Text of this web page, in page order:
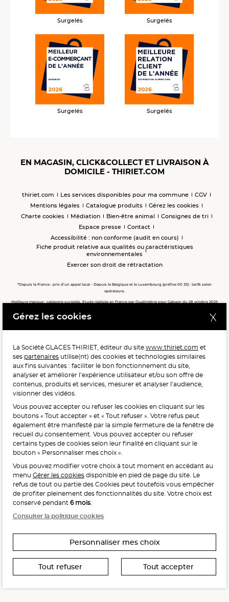
Surgelés Surgelés
Surgelés Surgelés
EN MAGASIN, CLICK&COLLECT ET LIVRAISON À
DOMICILE - THIRIET.COM
thiriet.com Les services disponibles pour ma commune
CGV
Mentions légales
Catalogue produits
Gérez les cookies
Charte cookies
Médiation Bien-être animal
Consignes de tri
Espace presse
Contact
Accessibilité : non conforme (audit en cours)
Fiche produit relative aux qualités ou caractéristiques
environnementales
Exercer son droit de rétractation
*Depuis la France : prix d’un appel local - Depuis la Belgique et le Luxembourg (préfixe 00 33) : tarifs selon
opérateurs.
Meilleure marque : catégorie surgelés. Etude réalisée en France par Qualimétrie pour Gabaon du 28 octobre 2025
Meilleure chaîne de magasins, Meilleur e-commerçant, Meilleure relation clients : catégorie surgelés. Étude
POUR VOTRE SANTÉ, MANGEZ AU MOINS CINQ FRUITS ET
LÉGUMES PAR JOUR.WWW.MANGERBOUGER.FR
L'abus d'alcool est dangereux pour la santé, à consommer
avec modération.
Interdiction de vente de boissons alcooliques
aux mineurs de moins de 18 ans
La preuve de majorité de l’acheteur est exigée au moment
de la vente en ligne.
CODE DE LA SANTÉ PUBLIQUE, ART. L. 3342-1 ET L. 3353-3
Gérez les cookies
La Société GLACES THIRIET, éditeur du site www.thiriet.com et
ses partenaires utilise(nt) des cookies et technologies similaires
aux fins suivantes : faciliter le bon fonctionnement du site,
analyser et améliorer l’expérience utilisateur et/ou son offre de
contenus, produits et services, mesurer et analyser l’audience,
visionner des vidéos.
Vous pouvez accepter ou refuser les cookies en cliquant sur les
boutons « Tout accepter » et « Tout refuser ». Votre refus peut
également être manifesté par la simple fermeture de la fenêtre de
recueil du consentement. Vous pouvez accepter ou refuser
certains types de cookies selon leur finalité en cliquant sur le
bouton « Personnaliser mes choix ».
Vous pouvez modifier votre choix à tout moment en accédant au
menu Gérer les cookies disponible en pied de page du site. Le
refus de tout ou partie des Cookies peut toutefois vous empêcher
de profiter pleinement des fonctionnalités du site. Votre choix est
conservé pendant 6 mois.
Consulter la politique cookies
Personnaliser mes choix
Tout refuser Tout accepter